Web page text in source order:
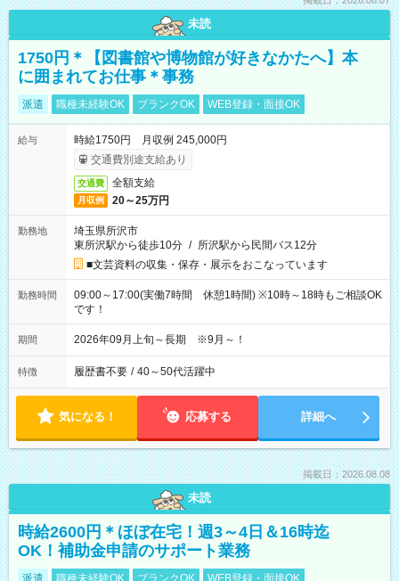
未読
1750円＊【図書館や博物館が好きなかたへ】本
に囲まれてお仕事＊事務
派遣 職種未経験OK ブランクOK WEB登録・面接OK
給与
時給1750円 月収例 245,000円
交通費別途支給あり
交通費 全額支給
月収例 20～25万円
勤務地
埼玉県所沢市
東所沢駅から徒歩10分 / 所沢駅から民間バス12分
■文芸資料の収集・保存・展示をおこなっています
勤務時間
09:00～17:00(実働7時間 休憩1時間) ※10時～18時もご相談OK
です！
期間 2026年09月上旬～長期 ※9月～！
特徴 履歴書不要 / 40～50代活躍中
気になる！ 応募する 詳細へ
掲載日：2026.08.08
未読
時給2600円＊ほぼ在宅！週3～4日＆16時迄
OK！補助金申請のサポート業務
派遣 職種未経験OK ブランクOK WEB登録・面接OK